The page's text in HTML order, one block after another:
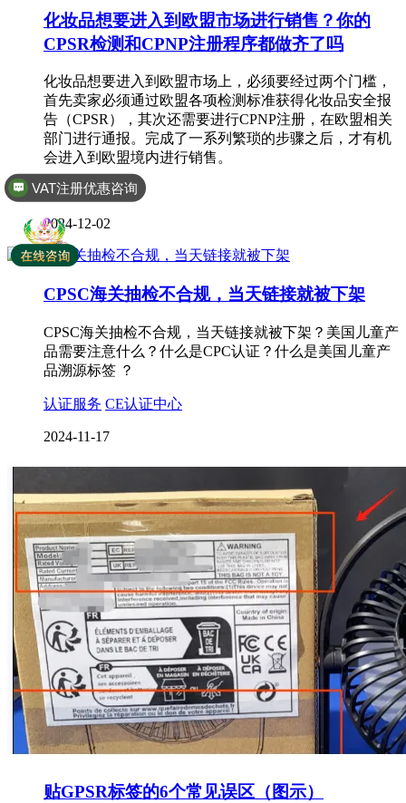
化妆品想要进入到欧盟市场进行销售？你的
CPSR检测和CPNP注册程序都做齐了吗
化妆品想要进入到欧盟市场上，必须要经过两个门槛，
首先卖家必须通过欧盟各项检测标准获得化妆品安全报
告（CPSR），其次还需要进行CPNP注册，在欧盟相关
部门进行通报。完成了一系列繁琐的步骤之后，才有机
会进入到欧盟境内进行销售。
CE认证中心
2024-12-02
CPSC海关抽检不合规，当天链接就被下架
CPSC海关抽检不合规，当天链接就被下架？美国儿童产
品需要注意什么？什么是CPC认证？什么是美国儿童产
品溯源标签 ？
认证服务 CE认证中心
2024-11-17
贴GPSR标签的6个常见误区（图示）
VAT注册优惠咨询
全球商标专利注册